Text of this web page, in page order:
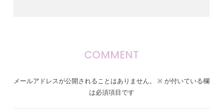
COMMENT
メールアドレスが公開されることはありません。 ※ が付いている欄
は必須項目です